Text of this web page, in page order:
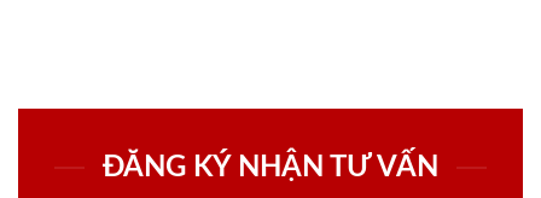
ĐĂNG KÝ NHẬN TƯ VẤN